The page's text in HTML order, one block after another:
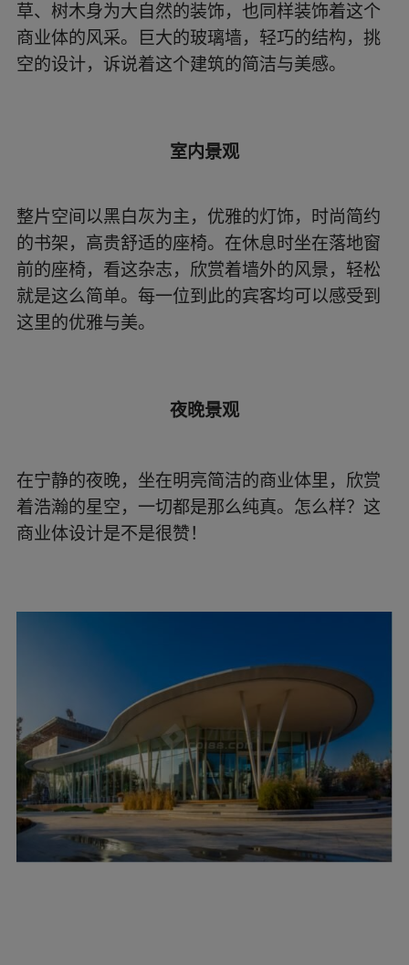
草、树木身为大自然的装饰，也同样装饰着这个
商业体的风采。巨大的玻璃墙，轻巧的结构，挑
空的设计，诉说着这个建筑的简洁与美感。
室内景观
整片空间以黑白灰为主，优雅的灯饰，时尚简约
的书架，高贵舒适的座椅。在休息时坐在落地窗
前的座椅，看这杂志，欣赏着墙外的风景，轻松
就是这么简单。每一位到此的宾客均可以感受到
这里的优雅与美。
夜晚景观
在宁静的夜晚，坐在明亮简洁的商业体里，欣赏
着浩瀚的星空，一切都是那么纯真。怎么样？这
商业体设计是不是很赞！